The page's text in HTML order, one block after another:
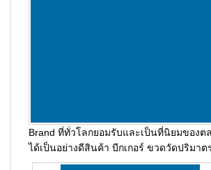
Brand ที่ทั่วโลกยอมรับและเป็นที่นิยมของ
ได้เป็นอย่างดีสินค้า บีกเกอร์ ขวดวัดปริมา